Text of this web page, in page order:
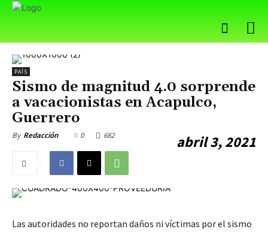
PAÍS
Sismo de magnitud 4.0 sorprende
a vacacionistas en Acapulco,
Guerrero
By Redacción abril 3, 2021
0 682
Las autoridades no reportan daños ni víctimas por el sismo